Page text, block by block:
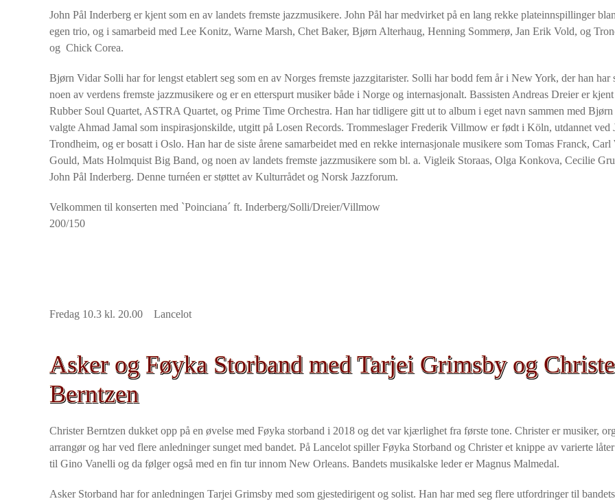
John Pål Inderberg er kjent som en av landets fremste jazzmusikere. John Pål har medvirket på en lang rekke plateinnspillinger
egen trio, og i samarbeid med Lee Konitz, Warne Marsh, Chet Baker, Bjørn Alterhaug, Henning Sommerø, Jan Erik Vold, og
og Chick Corea.
Bjørn Vidar Solli har for lengst etablert seg som en av Norges fremste jazzgitarister. Solli har bodd fem år i New York, der han har
noen av verdens fremste jazzmusikere og er en etterspurt musiker både i Norge og internasjonalt. Bassisten Andreas Dreier er
Rubber Soul Quartet, ASTRA Quartet, og Prime Time Orchestra. Han har tidligere gitt ut to album i eget navn sammen med
valgte Ahmad Jamal som inspirasjonskilde, utgitt på Losen Records. Trommeslager Frederik Villmow er født i Köln, utdannet
Trondheim, og er bosatt i Oslo. Han har de siste årene samarbeidet med en rekke internasjonale musikere som Tomas Franck, Carl
Gould, Mats Holmquist Big Band, og noen av landets fremste jazzmusikere som bl. a. Vigleik Storaas, Olga Konkova, Cecilie
John Pål Inderberg. Denne turnéen er støttet av Kulturrådet og Norsk Jazzforum.
Velkommen til konserten med `Poinciana´ ft. Inderberg/Solli/Dreier/Villmow
200/150
Fredag 10.3 kl. 20.00 Lancelot
Asker og Føyka Storband med Tarjei Grimsby og
Berntzen
Christer Berntzen dukket opp på en øvelse med Føyka storband i 2018 og det var kjærlighet fra første tone. Christer er musiker,
arrangør og har ved flere anledninger sunget med bandet. På Lancelot spiller Føyka Storband og Christer et knippe av varierte
til Gino Vanelli og da følger også med en fin tur innom New Orleans. Bandets musikalske leder er Magnus Malmedal.
Asker Storband har for anledningen Tarjei Grimsby med som gjestedirigent og solist. Han har med seg flere utfordringer til